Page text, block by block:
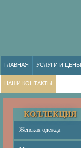
ГЛАВНАЯ УСЛУГИ И ЦЕНЫ
НАШИ КОНТАКТЫ
КОЛЛЕКЦИЯ
Женская одежда